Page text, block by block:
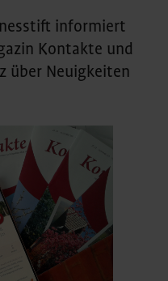
informiert
Kontakte und
über Neuigkeiten